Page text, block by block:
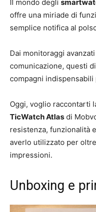
Il mondo degli
offre una miriade di
semplice notifica al
Dai monitoraggi
comunicazione, questi
compagni indispensabili
Oggi, voglio raccontarti
TicWatch Atlas di
resistenza, funzionalità
averlo utilizzato per
impressioni.
Unboxing e